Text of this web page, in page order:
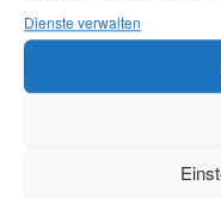
Dienste verwalten